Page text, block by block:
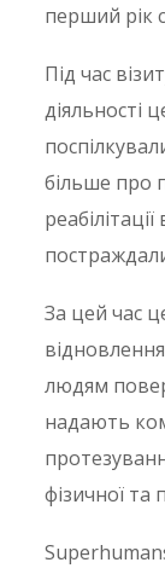
перший рік
Під час
діяльності
більше про
За цей час
людям
надають
фізичної та